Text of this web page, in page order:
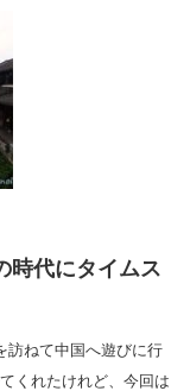
代にタイムス
訪ねて中国へ遊びに行
くれたけれど、今回は